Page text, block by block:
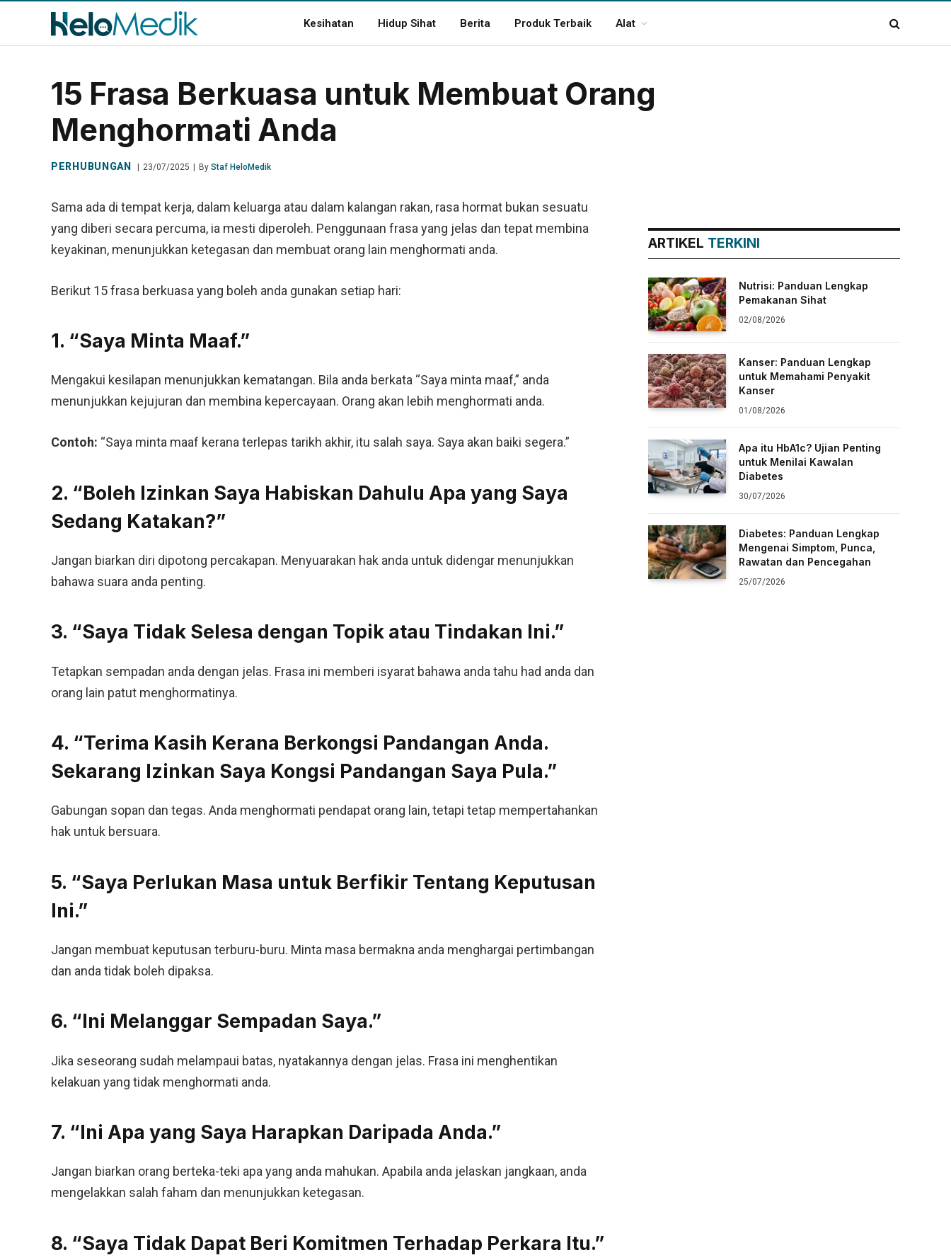
Kesihatan Hidup Sihat Berita Produk Terbaik Alat
15 Frasa Berkuasa untuk Membuat Orang
Menghormati Anda
PERHUBUNGAN 23/07/2025 By Staf HeloMedik
Sama ada di tempat kerja, dalam keluarga atau dalam kalangan rakan, rasa hormat bukan sesuatu
yang diberi secara percuma, ia mesti diperoleh. Penggunaan frasa yang jelas dan tepat membina
keyakinan, menunjukkan ketegasan dan membuat orang lain menghormati anda.
Berikut 15 frasa berkuasa yang boleh anda gunakan setiap hari:
1. “Saya Minta Maaf.”
Mengakui kesilapan menunjukkan kematangan. Bila anda berkata “Saya minta maaf,” anda
menunjukkan kejujuran dan membina kepercayaan. Orang akan lebih menghormati anda.
Contoh: “Saya minta maaf kerana terlepas tarikh akhir, itu salah saya. Saya akan baiki segera.”
2. “Boleh Izinkan Saya Habiskan Dahulu Apa yang Saya
Sedang Katakan?”
Jangan biarkan diri dipotong percakapan. Menyuarakan hak anda untuk didengar menunjukkan
bahawa suara anda penting.
3. “Saya Tidak Selesa dengan Topik atau Tindakan Ini.”
Tetapkan sempadan anda dengan jelas. Frasa ini memberi isyarat bahawa anda tahu had anda dan
orang lain patut menghormatinya.
4. “Terima Kasih Kerana Berkongsi Pandangan Anda.
Sekarang Izinkan Saya Kongsi Pandangan Saya Pula.”
Gabungan sopan dan tegas. Anda menghormati pendapat orang lain, tetapi tetap mempertahankan
hak untuk bersuara.
5. “Saya Perlukan Masa untuk Berfikir Tentang Keputusan
Ini.”
Jangan membuat keputusan terburu-buru. Minta masa bermakna anda menghargai pertimbangan
dan anda tidak boleh dipaksa.
6. “Ini Melanggar Sempadan Saya.”
Jika seseorang sudah melampaui batas, nyatakannya dengan jelas. Frasa ini menghentikan
kelakuan yang tidak menghormati anda.
7. “Ini Apa yang Saya Harapkan Daripada Anda.”
Jangan biarkan orang berteka-teki apa yang anda mahukan. Apabila anda jelaskan jangkaan, anda
mengelakkan salah faham dan menunjukkan ketegasan.
8. “Saya Tidak Dapat Beri Komitmen Terhadap Perkara Itu.”
ARTIKEL TERKINI
Nutrisi: Panduan Lengkap
Pemakanan Sihat
02/08/2026
Kanser: Panduan Lengkap
untuk Memahami Penyakit
Kanser
01/08/2026
Apa itu HbA1c? Ujian Penting
untuk Menilai Kawalan
Diabetes
30/07/2026
Diabetes: Panduan Lengkap
Mengenai Simptom, Punca,
Rawatan dan Pencegahan
25/07/2026